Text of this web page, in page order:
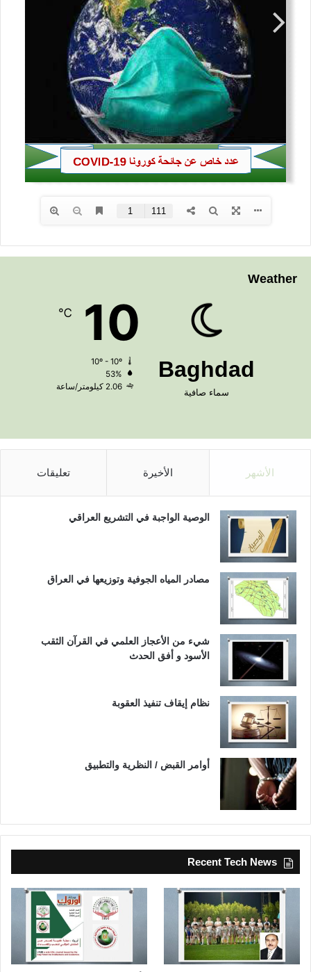
Weather
Baghdad
سماء صافية
10
℃
53%
2.06 كيلومتر/ساعة
الأشهر الأخيرة تعليقات
الوصية الواجبة في التشريع العراقي
مصادر المياه الجوفية وتوزيعها في العراق
شيء من الأعجاز العلمي في القرآن الثقب
الأسود و أفق الحدث
نظام إيقاف تنفيذ العقوبة
أوامر القبض / النظرية والتطبيق
Recent Tech News